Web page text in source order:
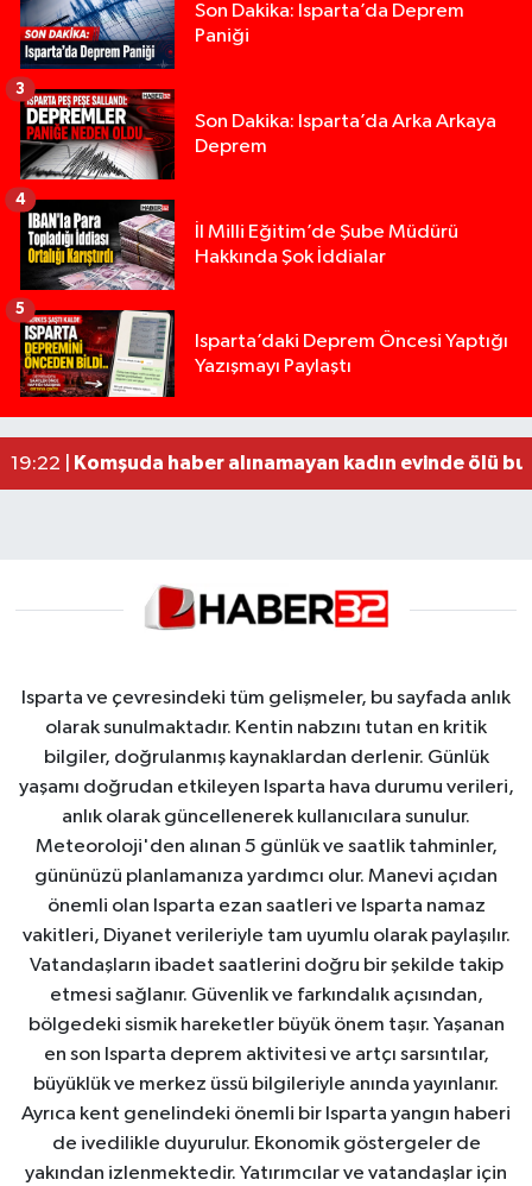
Son Dakika: Isparta’da Deprem
Paniği
Son Dakika: Isparta’da Arka Arkaya
Deprem
3
İl Milli Eğitim’de Şube Müdürü
Hakkında Şok İddialar
4
Isparta’daki Deprem Öncesi Yaptığı
Yazışmayı Paylaştı
5
12:48 |Tur teknesi çalışanlarının birbirine girdiği kavga
02:26 |MOTOSİKLETLE ÇARPIŞAN OTOMOBİL GÜL
20:12 |Alzheimer Hastası Adamdan Saatlerdir Haber
13:00 |
Yığılca'da kardeşler arasındaki silahlı kavgada
Isparta ve çevresindeki tüm gelişmeler, bu sayfada anlık
olarak sunulmaktadır. Kentin nabzını tutan en kritik
bilgiler, doğrulanmış kaynaklardan derlenir. Günlük
yaşamı doğrudan etkileyen Isparta hava durumu verileri,
anlık olarak güncellenerek kullanıcılara sunulur.
Meteoroloji'den alınan 5 günlük ve saatlik tahminler,
gününüzü planlamanıza yardımcı olur. Manevi açıdan
önemli olan Isparta ezan saatleri ve Isparta namaz
vakitleri, Diyanet verileriyle tam uyumlu olarak paylaşılır.
Vatandaşların ibadet saatlerini doğru bir şekilde takip
etmesi sağlanır. Güvenlik ve farkındalık açısından,
bölgedeki sismik hareketler büyük önem taşır. Yaşanan
en son Isparta deprem aktivitesi ve artçı sarsıntılar,
büyüklük ve merkez üssü bilgileriyle anında yayınlanır.
Ayrıca kent genelindeki önemli bir Isparta yangın haberi
de ivedilikle duyurulur. Ekonomik göstergeler de
yakından izlenmektedir. Yatırımcılar ve vatandaşlar için